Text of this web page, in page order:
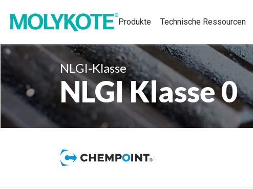
Produkte Technische Ressourcen
NLGI-Klasse
NLGI Klasse 0